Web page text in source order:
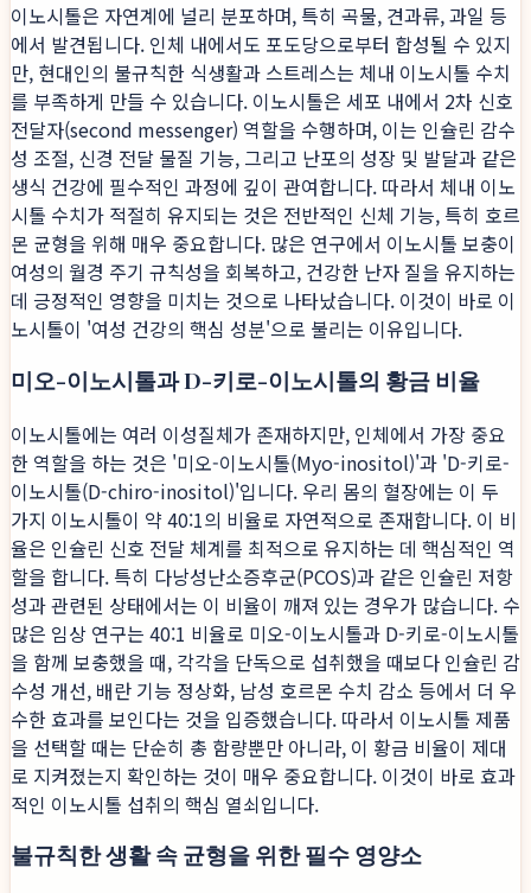
이노시톨은 자연계에 널리 분포하며, 특히 곡물, 견과류, 과일 등
에서 발견됩니다. 인체 내에서도 포도당으로부터 합성될 수 있지
만, 현대인의 불규칙한 식생활과 스트레스는 체내 이노시톨 수치
를 부족하게 만들 수 있습니다. 이노시톨은 세포 내에서 2차 신호
전달자(second messenger) 역할을 수행하며, 이는 인슐린 감수
성 조절, 신경 전달 물질 기능, 그리고 난포의 성장 및 발달과 같은
생식 건강에 필수적인 과정에 깊이 관여합니다. 따라서 체내 이노
시톨 수치가 적절히 유지되는 것은 전반적인 신체 기능, 특히 호르
몬 균형을 위해 매우 중요합니다. 많은 연구에서 이노시톨 보충이
여성의 월경 주기 규칙성을 회복하고, 건강한 난자 질을 유지하는
데 긍정적인 영향을 미치는 것으로 나타났습니다. 이것이 바로 이
노시톨이 '여성 건강의 핵심 성분'으로 불리는 이유입니다.
미오-이노시톨과 D-키로-이노시톨의 황금 비율
이노시톨에는 여러 이성질체가 존재하지만, 인체에서 가장 중요
한 역할을 하는 것은 '미오-이노시톨(Myo-inositol)'과 'D-키로-
이노시톨(D-chiro-inositol)'입니다. 우리 몸의 혈장에는 이 두
가지 이노시톨이 약 40:1의 비율로 자연적으로 존재합니다. 이 비
율은 인슐린 신호 전달 체계를 최적으로 유지하는 데 핵심적인 역
할을 합니다. 특히 다낭성난소증후군(PCOS)과 같은 인슐린 저항
성과 관련된 상태에서는 이 비율이 깨져 있는 경우가 많습니다. 수
많은 임상 연구는 40:1 비율로 미오-이노시톨과 D-키로-이노시톨
을 함께 보충했을 때, 각각을 단독으로 섭취했을 때보다 인슐린 감
수성 개선, 배란 기능 정상화, 남성 호르몬 수치 감소 등에서 더 우
수한 효과를 보인다는 것을 입증했습니다. 따라서 이노시톨 제품
을 선택할 때는 단순히 총 함량뿐만 아니라, 이 황금 비율이 제대
로 지켜졌는지 확인하는 것이 매우 중요합니다. 이것이 바로 효과
적인 이노시톨 섭취의 핵심 열쇠입니다.
불규칙한 생활 속 균형을 위한 필수 영양소